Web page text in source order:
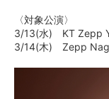
〈対象公演〉
3/13(水) KT Zepp
3/14(木) Zepp